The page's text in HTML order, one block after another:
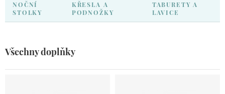
NOČNÍ
STOLKY
KŘESLA A
PODNOŽKY
TABURETY A
LAVICE
Všechny doplňky